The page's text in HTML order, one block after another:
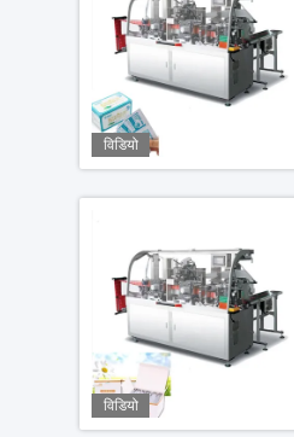
विडियो
विडियो